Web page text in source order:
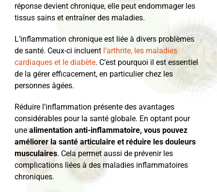
réponse devient chronique, elle peut endommager les
tissus sains et entraîner des maladies.
L’inflammation chronique est liée à divers problèmes
de santé. Ceux-ci incluent l’arthrite, les maladies
cardiaques et le diabète. C’est pourquoi il est essentiel
de la gérer efficacement, en particulier chez les
personnes âgées.
Réduire l’inflammation présente des avantages
considérables pour la santé globale. En optant pour
une alimentation anti-inflammatoire, vous pouvez
améliorer la santé articulaire et réduire les douleurs
musculaires. Cela permet aussi de prévenir les
complications liées à des maladies inflammatoires
chroniques.